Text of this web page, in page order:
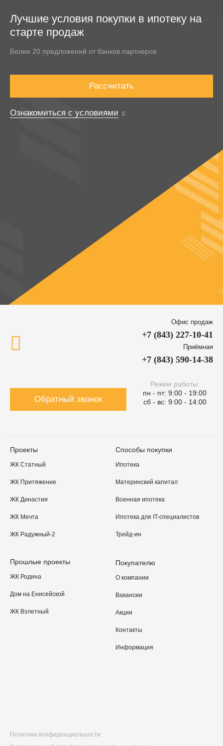
Лучшие условия покупки в ипотеку на
старте продаж
Более 20 предложений от банков партнеров
Рассчитать
Ознакомиться с условиями
Офис продаж
+7 (843) 227-10-41
Приёмная
+7 (843) 590-14-38
Обратный звонок
Режим работы:
пн - пт: 9:00 - 19:00
сб - вс: 9:00 - 14:00
Проекты
ЖК Статный
ЖК Притяжение
ЖК Династия
ЖК Мечта
ЖК Радужный-2
Прошлые проекты
ЖК Родина
Дом на Енисейской
ЖК Взлетный
Способы покупки
Ипотека
Материнский капитал
Военная ипотека
Ипотека для IT-специалистов
Трейд-ин
Покупателю
О компании
Вакансии
Акции
Контакты
Информация
Политика конфиденциальности